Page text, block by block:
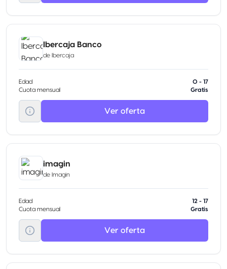
Ibercaja Banco
de Ibercaja
Edad
0 - 17
Cuota mensual
Gratis
Ver oferta
imagin
de Imagin
Edad
12 - 17
Cuota mensual
Gratis
Ver oferta